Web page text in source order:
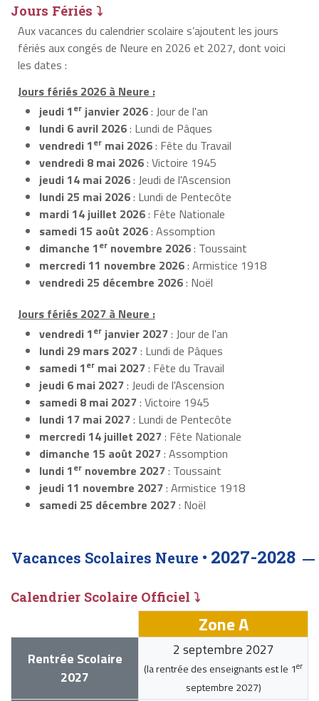
Jours Fériés ⤵
Aux vacances du calendrier scolaire s’ajoutent les jours
fériés aux congés de Neure en 2026 et 2027, dont voici
les dates :
Jours fériés 2026 à Neure :
jeudi 1er janvier 2026: Jour de l'an
lundi 6 avril 2026: Lundi de Pâques
vendredi 1er mai 2026: Fête du Travail
vendredi 8 mai 2026: Victoire 1945
jeudi 14 mai 2026: Jeudi de l'Ascension
lundi 25 mai 2026: Lundi de Pentecôte
mardi 14 juillet 2026: Fête Nationale
samedi 15 août 2026: Assomption
dimanche 1er novembre 2026: Toussaint
mercredi 11 novembre 2026: Armistice 1918
vendredi 25 décembre 2026: Noël
Jours fériés 2027 à Neure :
vendredi 1er janvier 2027: Jour de l'an
lundi 29 mars 2027: Lundi de Pâques
samedi 1er mai 2027: Fête du Travail
jeudi 6 mai 2027: Jeudi de l'Ascension
samedi 8 mai 2027: Victoire 1945
lundi 17 mai 2027: Lundi de Pentecôte
mercredi 14 juillet 2027: Fête Nationale
dimanche 15 août 2027: Assomption
lundi 1er novembre 2027: Toussaint
jeudi 11 novembre 2027: Armistice 1918
samedi 25 décembre 2027: Noël
Vacances Scolaires Neure • 2027-2028
Calendrier Scolaire Officiel ⤵
Zone A
Rentrée Scolaire
2027
2 septembre 2027
(la rentrée des enseignants est le 1er
septembre 2027)